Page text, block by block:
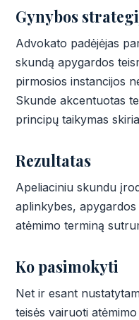
Gynybos
Advokato padėjėjas
skundą apygardos
pirmosios instancijos
Skunde akcentuotas
principų taikymas
Rezultatas
Apeliaciniu skundu
aplinkybes,
atėmimo terminą
Ko pasimokyti
Net ir esant
teisės vairuoti